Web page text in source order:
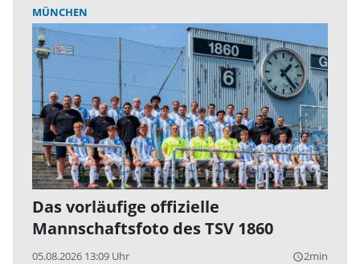
MÜNCHEN
Das vorläufige offizielle
Mannschaftsfoto des TSV 1860
05.08.2026 13:09 Uhr query_builder2min